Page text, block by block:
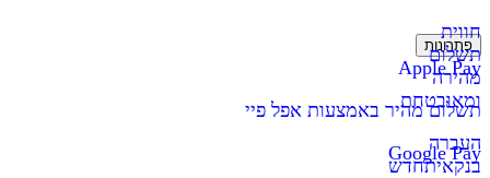
חווית
תשלום
מהירה
ומאובטחת
העברה
בנקאיתחדש
פתרונות
Apple Pay
תשלום מהיר באמצעות אפל פיי
Google Pay